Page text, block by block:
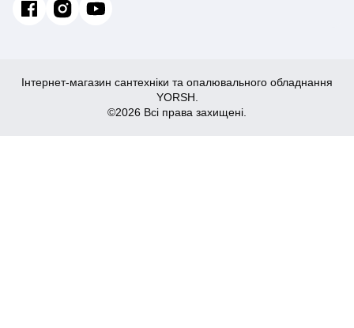
Інтернет-магазин сантехніки та опалювального обладнання
YORSH.
©2026 Всі права захищені.